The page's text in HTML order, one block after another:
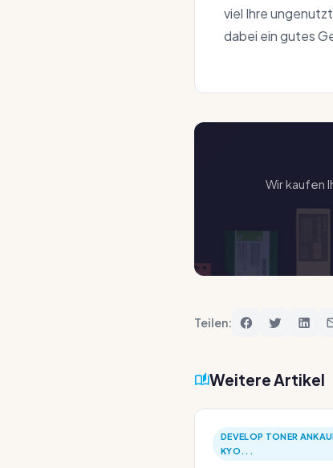
viel Ihre
dabei ein gutes
Wir kaufen
Teilen:
Weitere Artikel
DEVELOP TONER
KYO...